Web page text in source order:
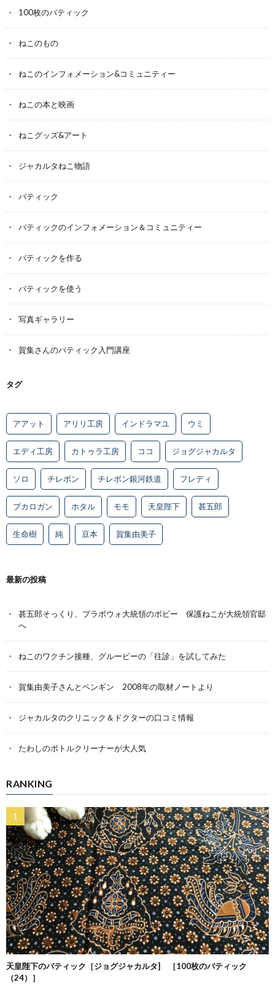
100枚のバティック
ねこのもの
ねこのインフォメーション&コミュニティー
ねこの本と映画
ねこグッズ&アート
ジャカルタねこ物語
バティック
バティックのインフォメーション＆コミュニティー
バティックを作る
バティックを使う
写真ギャラリー
賀集さんのバティック入門講座
タグ
アアット アリリ工房 インドラマユ ウミ
エディ工房 カトゥラ工房 ココ ジョグジャカルタ
ソロ チレボン チレボン銀河鉄道 フレディ
プカロガン ホタル モモ 天皇陛下 甚五郎
生命樹 純 豆本 賀集由美子
最新の投稿
甚五郎そっくり、プラボウォ大統領のボビー 保護ねこが大統領官邸
へ
ねこのワクチン接種、グルービーの「往診」を試してみた
賀集由美子さんとペンギン 2008年の取材ノートより
ジャカルタのクリニック＆ドクターの口コミ情報
たわしのボトルクリーナーが大人気
RANKING
天皇陛下のバティック［ジョグジャカルタ] ［100枚のバティック
（24）］